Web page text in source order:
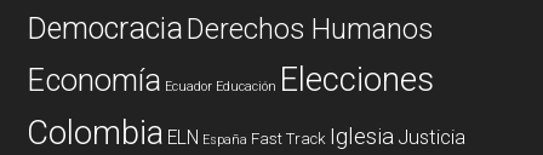
DemocraciaDerechos Humanos
Economía Ecuador Educación Elecciones
Colombia ELN España Fast Track Iglesia Justicia